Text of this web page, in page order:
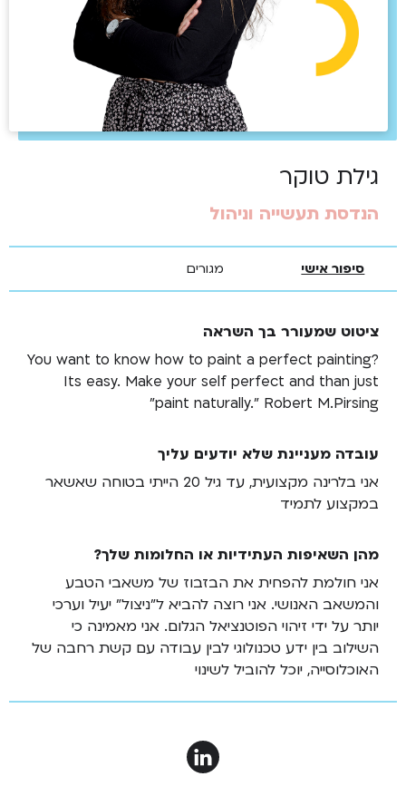
גילת טוקר
הנדסת תעשייה וניהול
סיפור אישי מגורים
ציטוט שמעורר בך השראה
You want to know how to paint a perfect painting?
Its easy. Make your self perfect and than just
paint naturally." Robert M.Pirsing"
עובדה מעניינת שלא יודעים עליך
אני בלרינה מקצועית, עד גיל 20 הייתי בטוחה שאשאר
במקצוע לתמיד
מהן השאיפות העתידיות או החלומות שלך?
אני חולמת להפחית את הבזבוז של משאבי הטבע
והמשאב האנושי. אני רוצה להביא ל"ניצול" יעיל וערכי
יותר על ידי זיהוי הפוטנציאל הגלום. אני מאמינה כי
השילוב בין ידע טכנולוגי לבין עבודה עם קשת רחבה של
האוכלוסייה, יוכל להוביל לשינוי